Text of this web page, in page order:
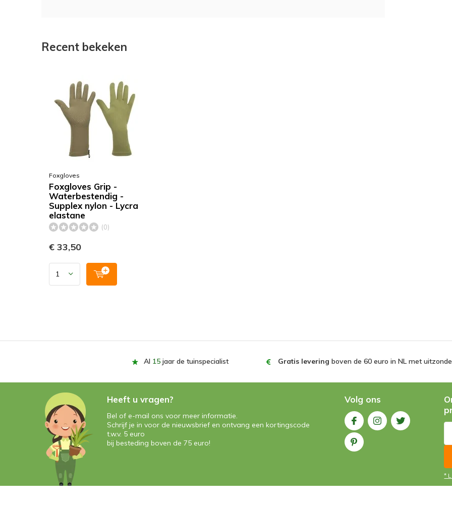
Recent bekeken
Foxgloves
Foxgloves Grip -
Waterbestendig -
Supplex nylon - Lycra
elastane
(0)
€ 33,50
Al 15 jaar de tuinspecialist Gratis levering boven de 60 euro in NL met
Heeft u vragen?
Bel of e-mail ons voor meer informatie.
Schrijf je in voor de nieuwsbrief en ontvang een kortingscode
t.w.v. 5 euro
bij besteding boven de 75 euro!
Volg ons
*